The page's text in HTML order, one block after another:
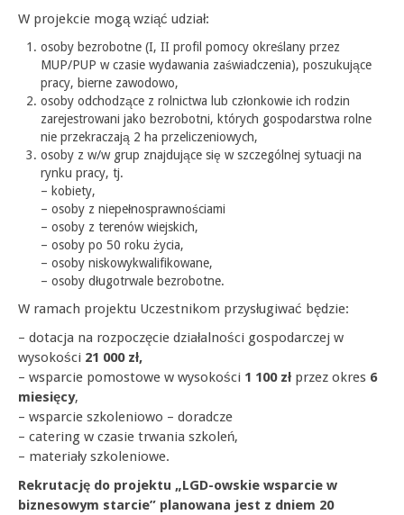
W projekcie mogą wziąć udział:
osoby bezrobotne (I, II profil pomocy określany przez
MUP/PUP w czasie wydawania zaświadczenia), poszukujące
pracy, bierne zawodowo,
osoby odchodzące z rolnictwa lub członkowie ich rodzin
zarejestrowani jako bezrobotni, których gospodarstwa rolne
nie przekraczają 2 ha przeliczeniowych,
osoby z w/w grup znajdujące się w szczególnej sytuacji na
rynku pracy, tj.
– kobiety,
– osoby z niepełnosprawnościami
– osoby z terenów wiejskich,
– osoby po 50 roku życia,
– osoby niskowykwalifikowane,
– osoby długotrwale bezrobotne.
W ramach projektu Uczestnikom przysługiwać będzie:
– dotacja na rozpoczęcie działalności gospodarczej w
wysokości 21 000 zł,
– wsparcie pomostowe w wysokości 1 100 zł przez okres 6
miesięcy,
– wsparcie szkoleniowo – doradcze
– catering w czasie trwania szkoleń,
– materiały szkoleniowe.
Rekrutację do projektu „LGD-owskie wsparcie w
biznesowym starcie” planowana jest z dniem 20